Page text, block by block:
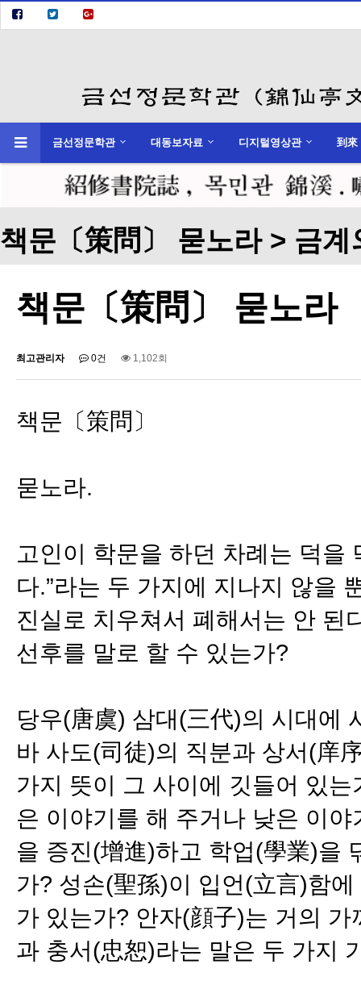
금선정문학관 대동보자료 디지털영상관
到來
책문〔策問〕 묻노라 > 금계
책문〔策問〕 묻노라
최고관리자 0건 1,102회
책문〔策問〕
묻노라.
고인이 학문을 하던 차례는 덕을
다.”라는 두 가지에 지나지 않을
진실로 치우쳐서 폐해서는 안 된
선후를 말로 할 수 있는가?
당우(唐虞) 삼대(三代)의 시대에
바 사도(司徒)의 직분과 상서(庠
가지 뜻이 그 사이에 깃들어 있
은 이야기를 해 주거나 낮은 이
을 증진(增進)하고 학업(學業)을
가? 성손(聖孫)이 입언(立言)함
가 있는가? 안자(顔子)는 거의
과 충서(忠恕)라는 말은 두 가지